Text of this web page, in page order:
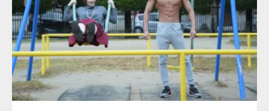
Category:公園のマッチョ その他 AKIHITO(細マッチョ) 大胸筋 腹筋
ダウンロード